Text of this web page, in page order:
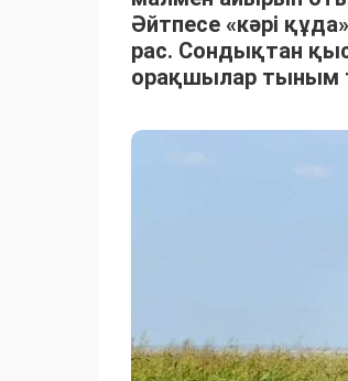
Әйтпесе «кәрі
рас. Сондықтан
орақшылар тыным